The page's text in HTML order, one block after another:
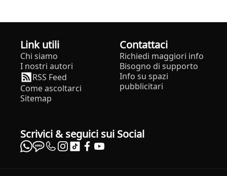
Link utili
Chi siamo
I nostri autori
RSS Feed
Come ascoltarci
Sitemap
Contattaci
Richiedi maggiori info
Bisogno di supporto
Info su spazi
pubblicitari
Scrivici & seguici sui Social